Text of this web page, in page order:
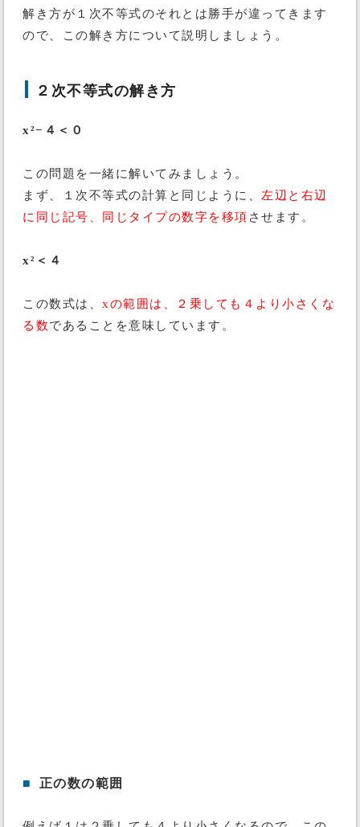
解き方が１次不等式のそれとは勝手が違ってきます
ので、この解き方について説明しましょう。
２次不等式の解き方
x²−４＜０
この問題を一緒に解いてみましょう。
まず、１次不等式の計算と同じように、 左辺と右辺
に同じ記号、同じタイプの数字を移項 させます。
x²＜４
この数式は、 xの範囲は、２乗しても４より小さくな
る数であることを意味しています。
■ 正の数の範囲